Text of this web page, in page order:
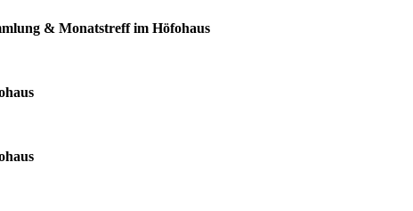
& Monatstreff im Höfohaus